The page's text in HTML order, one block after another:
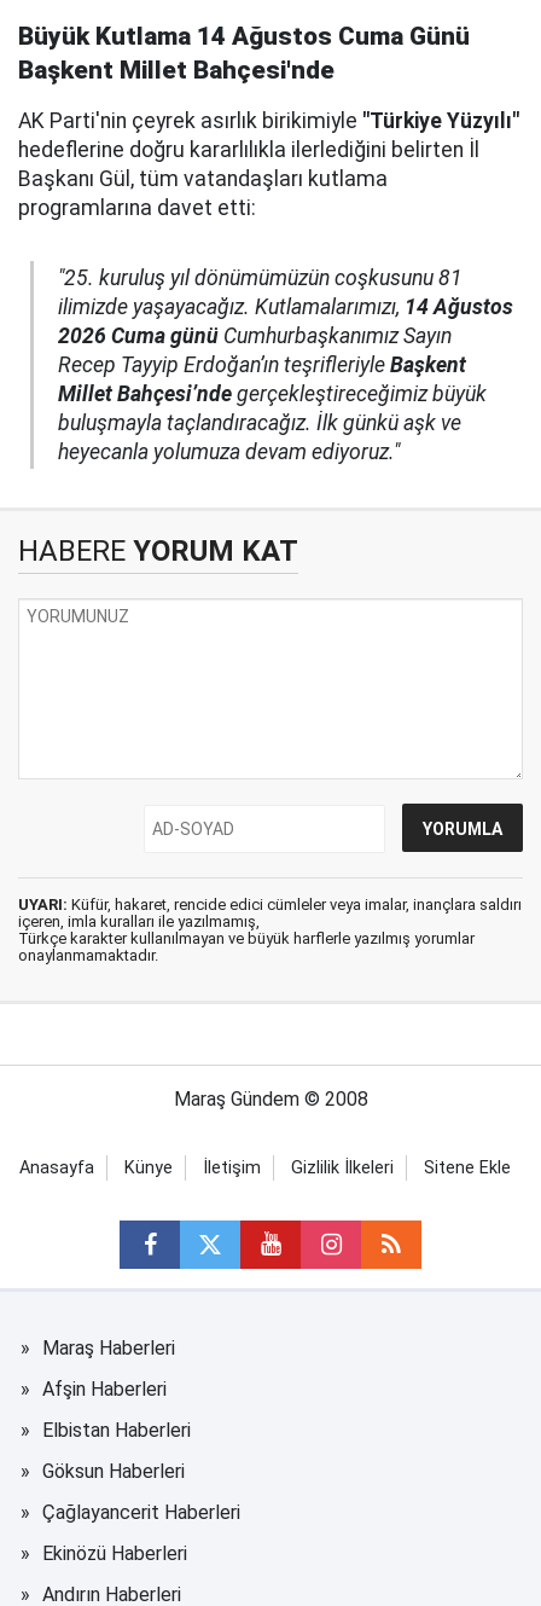
Büyük Kutlama 14 Ağustos Cuma Günü
Başkent Millet Bahçesi'nde
AK Parti'nin çeyrek asırlık birikimiyle "Türkiye Yüzyılı"
hedeflerine doğru kararlılıkla ilerlediğini belirten İl
Başkanı Gül, tüm vatandaşları kutlama
programlarına davet etti:
"25. kuruluş yıl dönümümüzün coşkusunu 81
ilimizde yaşayacağız. Kutlamalarımızı, 14 Ağustos
2026 Cuma günü Cumhurbaşkanımız Sayın
Recep Tayyip Erdoğan’ın teşrifleriyle Başkent
Millet Bahçesi’nde gerçekleştireceğimiz büyük
buluşmayla taçlandıracağız. İlk günkü aşk ve
heyecanla yolumuza devam ediyoruz."
HABERE YORUM KAT
UYARI: Küfür, hakaret, rencide edici cümleler veya imalar, inançlara saldırı
içeren, imla kuralları ile yazılmamış,
Türkçe karakter kullanılmayan ve büyük harflerle yazılmış yorumlar
onaylanmamaktadır.
Maraş Gündem © 2008
Anasayfa Künye İletişim Gizlilik İlkeleri Sitene Ekle
Maraş Haberleri
Afşin Haberleri
Elbistan Haberleri
Göksun Haberleri
Çağlayancerit Haberleri
Ekinözü Haberleri
Andırın Haberleri